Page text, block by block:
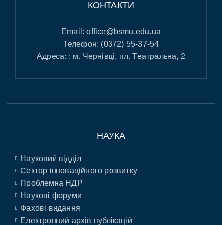
КОНТАКТИ
Email:office@bsmu.edu.ua
Телефон: (0372) 55-37-54
Адреса: : м. Чернівці, пл. Театральна, 2
НАУКА
Науковий відділ
Сектор інноваційного розвитку
Проблемна НДР
Наукові форуми
Фахові видання
Електронний архів публікацій